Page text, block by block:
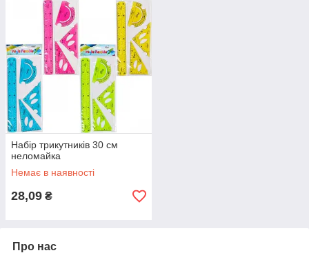
Набір трикутників 30 см
неломайка
Немає в наявності
28,09 ₴
Про нас